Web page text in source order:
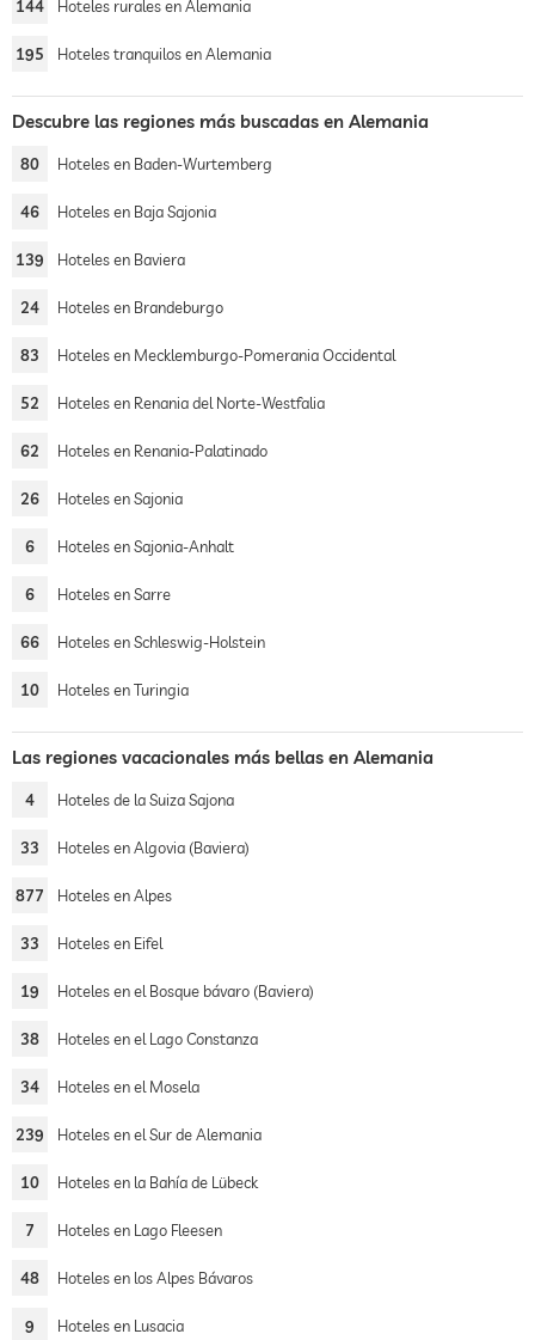
144 Hoteles rurales en Alemania
195 Hoteles tranquilos en Alemania
Descubre las regiones más buscadas en Alemania
80 Hoteles en Baden-Wurtemberg
46 Hoteles en Baja Sajonia
139 Hoteles en Baviera
24 Hoteles en Brandeburgo
83 Hoteles en Mecklemburgo-Pomerania Occidental
52 Hoteles en Renania del Norte-Westfalia
62 Hoteles en Renania-Palatinado
26 Hoteles en Sajonia
6 Hoteles en Sajonia-Anhalt
6 Hoteles en Sarre
66 Hoteles en Schleswig-Holstein
10 Hoteles en Turingia
Las regiones vacacionales más bellas en Alemania
4 Hoteles de la Suiza Sajona
33 Hoteles en Algovia (Baviera)
877 Hoteles en Alpes
33 Hoteles en Eifel
19 Hoteles en el Bosque bávaro (Baviera)
38 Hoteles en el Lago Constanza
34 Hoteles en el Mosela
239 Hoteles en el Sur de Alemania
10 Hoteles en la Bahía de Lübeck
7 Hoteles en Lago Fleesen
48 Hoteles en los Alpes Bávaros
9 Hoteles en Lusacia